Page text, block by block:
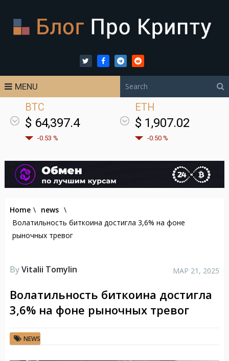
MENU
BTC
$ 64,397.4
-0.53 %
ETH
$ 1,907.02
-0.50 %
Home \ news \
Волатильность биткоина достигла 3,6% на фоне
рыночных тревог
ByVitalii Tomylin МАР 21, 2025
Волатильность биткоина достигла
3,6% на фоне рыночных тревог
NEWS